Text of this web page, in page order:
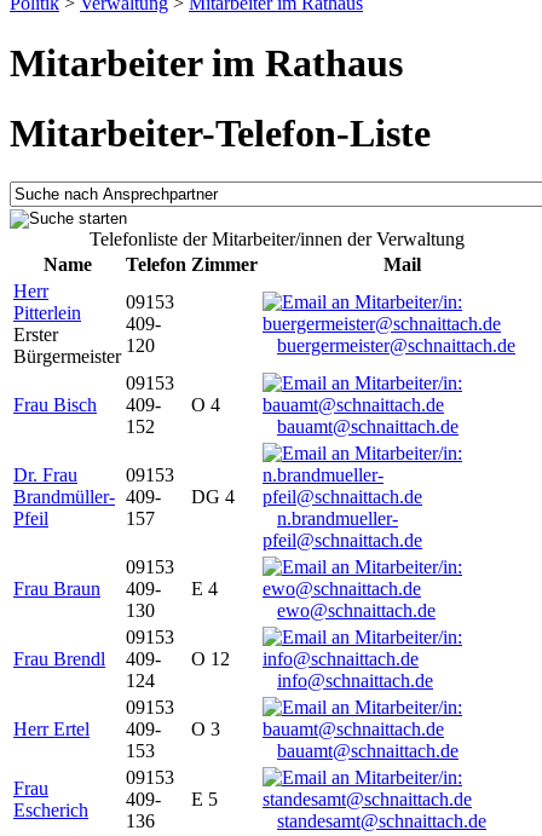
Mitarbeiter im Rathaus
Mitarbeiter-Telefon-Liste
Telefonliste der Mitarbeiter/innen der Verwaltung
Name
Telefon Zimmer
Mail
Herr
Pitterlein
Erster
Bürgermeister
09153
409-
120
buergermeister@schnaittach.de
Frau Bisch
09153
409-
152
O 4
bauamt@schnaittach.de
Dr. Frau
Brandmüller-
Pfeil
09153
409-
157
DG 4
n.brandmueller-
pfeil@schnaittach.de
Frau Braun
09153
409-
130
E 4
ewo@schnaittach.de
Frau Brendl
09153
409-
124
O 12
info@schnaittach.de
Herr Ertel
09153
409-
153
O 3
bauamt@schnaittach.de
Frau
Escherich
09153
409-
136
E 5
standesamt@schnaittach.de